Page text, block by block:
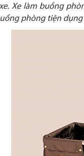
Xe làm buồng
phòng tiện dụng